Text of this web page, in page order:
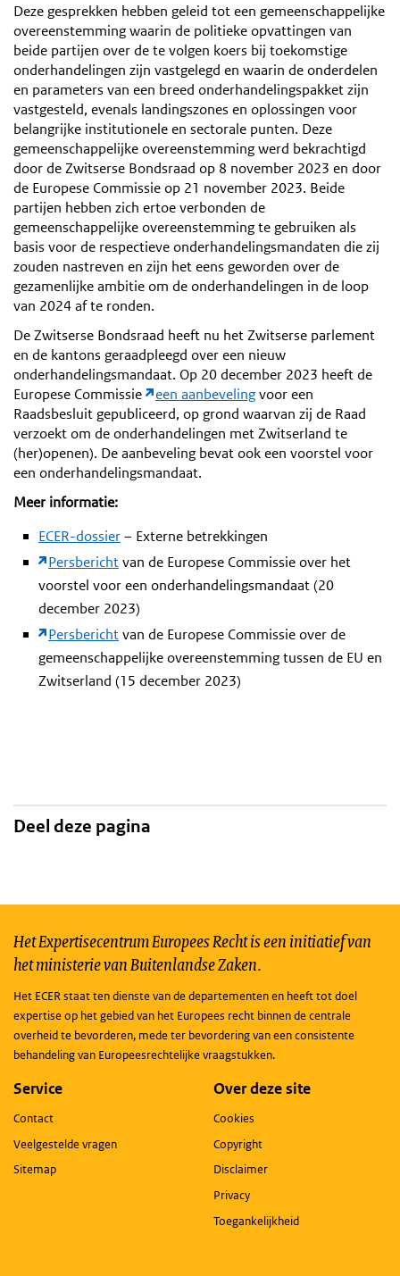
Deze gesprekken hebben geleid tot een gemeenschappelijke
overeenstemming waarin de politieke opvattingen van
beide partijen over de te volgen koers bij toekomstige
onderhandelingen zijn vastgelegd en waarin de onderdelen
en parameters van een breed onderhandelingspakket zijn
vastgesteld, evenals landingszones en oplossingen voor
belangrijke institutionele en sectorale punten. Deze
gemeenschappelijke overeenstemming werd bekrachtigd
door de Zwitserse Bondsraad op 8 november 2023 en door
de Europese Commissie op 21 november 2023. Beide
partijen hebben zich ertoe verbonden de
gemeenschappelijke overeenstemming te gebruiken als
basis voor de respectieve onderhandelingsmandaten die zij
zouden nastreven en zijn het eens geworden over de
gezamenlijke ambitie om de onderhandelingen in de loop
van 2024 af te ronden.
De Zwitserse Bondsraad heeft nu het Zwitserse parlement
en de kantons geraadpleegd over een nieuw
onderhandelingsmandaat. Op 20 december 2023 heeft de
Europese Commissie
een aanbevelingvoor een
Raadsbesluit gepubliceerd, op grond waarvan zij de Raad
verzoekt om de onderhandelingen met Zwitserland te
(her)openen). De aanbeveling bevat ook een voorstel voor
een onderhandelingsmandaat.
Meer informatie:
ECER-dossier– Externe betrekkingen
Persberichtvan de Europese Commissie over het
voorstel voor een onderhandelingsmandaat (20
december 2023)
Persberichtvan de Europese Commissie over de
gemeenschappelijke overeenstemming tussen de EU en
Zwitserland (15 december 2023)
Deel deze pagina
Het Expertisecentrum Europees Recht is een initiatief van
het ministerie van Buitenlandse Zaken.
Het ECER staat ten dienste van de departementen en heeft tot doel
expertise op het gebied van het Europees recht binnen de centrale
overheid te bevorderen, mede ter bevordering van een consistente
behandeling van Europeesrechtelijke vraagstukken.
Service
Contact
Veelgestelde vragen
Sitemap
Over deze site
Cookies
Copyright
Disclaimer
Privacy
Toegankelijkheid